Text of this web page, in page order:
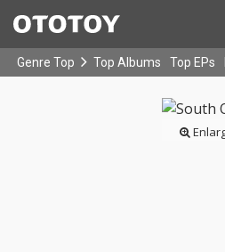
Genre Top Top Albums Top EPs